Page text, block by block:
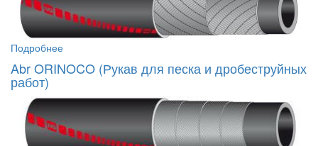
Подробнее
Abr ORINOCO (Рукав для песка и дробеструйных
работ)